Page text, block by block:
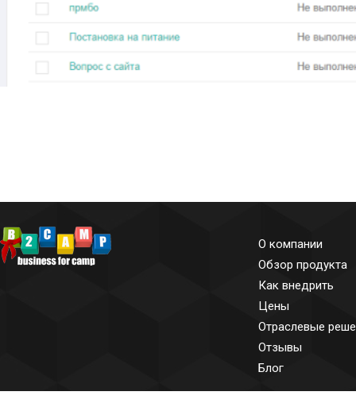
О компании
Обзор продукта
Как внедрить
Цены
Отраслевые
Отзывы
Блог